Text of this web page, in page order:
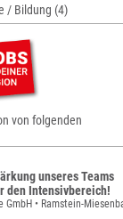
/ Bildung (4)
von folgenden
unseres Teams
den Intensivbereich!